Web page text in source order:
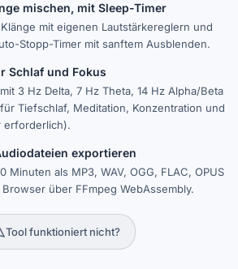
mischen, mit Sleep-Timer
mit eigenen Lautstärkereglern und
Stopp-Timer mit sanftem Ausblenden.
Schlaf und Fokus
3 Hz Delta, 7 Hz Theta, 14 Hz Alpha/Beta
Tiefschlaf, Meditation, Konzentration und
erforderlich).
exportieren
Minuten als MP3, WAV, OGG, FLAC, OPUS
über FFmpeg WebAssembly.
Tool funktioniert nicht?